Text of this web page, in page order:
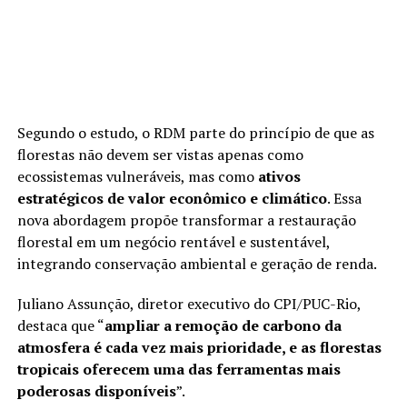
Segundo o estudo, o RDM parte do princípio de que as
florestas não devem ser vistas apenas como
ecossistemas vulneráveis, mas como ativos
estratégicos de valor econômico e climático. Essa
nova abordagem propõe transformar a restauração
florestal em um negócio rentável e sustentável,
integrando conservação ambiental e geração de renda.
Juliano Assunção, diretor executivo do CPI/PUC-Rio,
destaca que “ampliar a remoção de carbono da
atmosfera é cada vez mais prioridade, e as florestas
tropicais oferecem uma das ferramentas mais
poderosas disponíveis”.